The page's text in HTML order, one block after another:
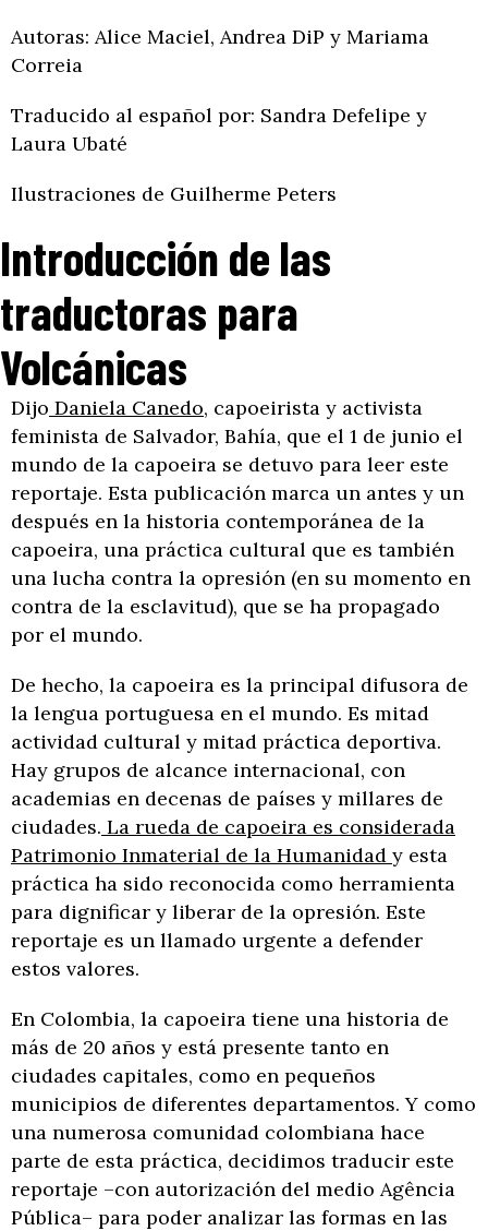
Autoras: Alice Maciel, Andrea DiP y Mariama
Correia
Traducido al español por: Sandra Defelipe y
Laura Ubaté
Ilustraciones de Guilherme Peters
Introducción de las
traductoras para
Volcánicas
Dijo Daniela Canedo, capoeirista y activista
feminista de Salvador, Bahía, que el 1 de junio el
mundo de la capoeira se detuvo para leer este
reportaje. Esta publicación marca un antes y un
después en la historia contemporánea de la
capoeira, una práctica cultural que es también
una lucha contra la opresión (en su momento en
contra de la esclavitud), que se ha propagado
por el mundo.
De hecho, la capoeira es la principal difusora de
la lengua portuguesa en el mundo. Es mitad
actividad cultural y mitad práctica deportiva.
Hay grupos de alcance internacional, con
academias en decenas de países y millares de
ciudades. La rueda de capoeira es considerada
Patrimonio Inmaterial de la Humanidad y esta
práctica ha sido reconocida como herramienta
para dignificar y liberar de la opresión. Este
reportaje es un llamado urgente a defender
estos valores.
En Colombia, la capoeira tiene una historia de
más de 20 años y está presente tanto en
ciudades capitales, como en pequeños
municipios de diferentes departamentos. Y como
una numerosa comunidad colombiana hace
parte de esta práctica, decidimos traducir este
reportaje –con autorización del medio Agência
Pública– para poder analizar las formas en las